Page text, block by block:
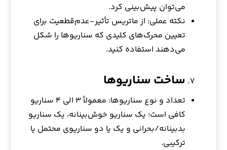
می‌توان پیش‌بینی کرد.
نکته عملی: از ماتریس تأثیر-عدم‌قطعیت برای
تعیین محرک‌های کلیدی که سناریوها را شکل
می‌دهند استفاده کنید.
ساخت سناریوها
تعداد و نوع سناریوها: معمولاً ۳ الی ۴ سناریو
کافی است؛ یک سناریو خوش‌بینانه، یک سناریو
بدبینانه/بحرانی و یک یا دو سناریوی محتمل یا
ترکیبی.